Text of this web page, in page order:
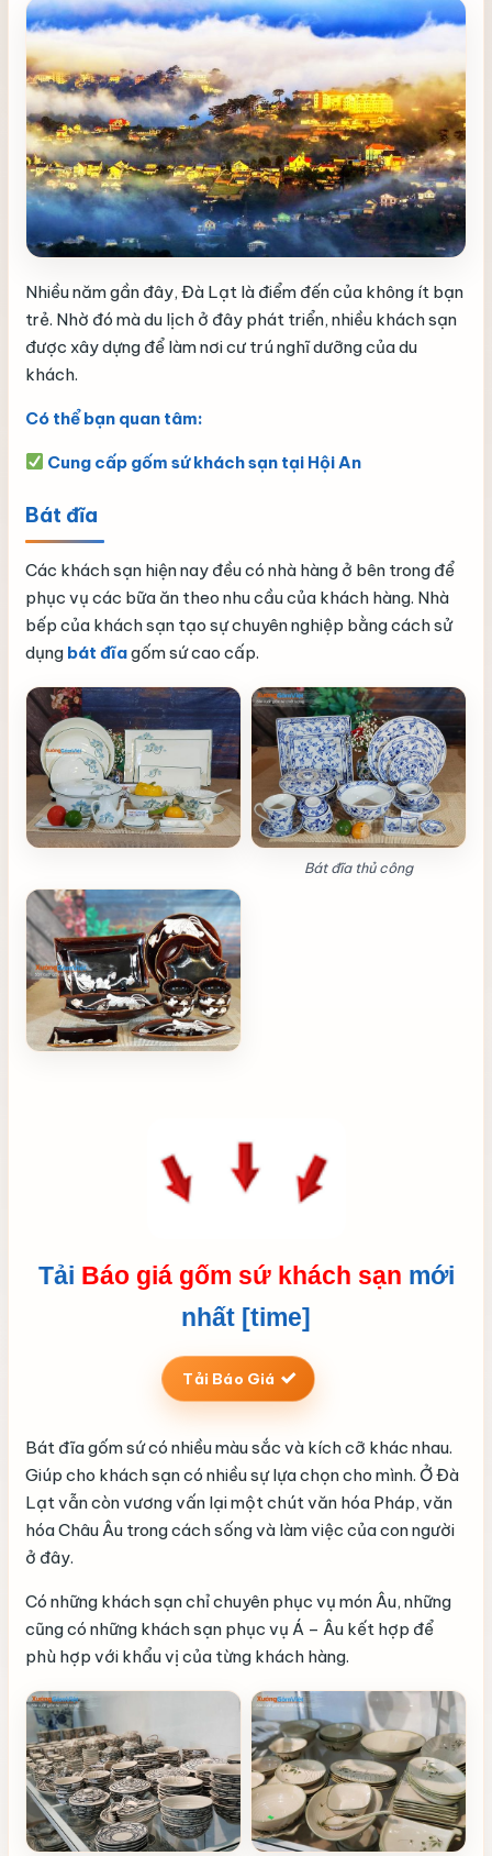
Nhiều năm gần đây, Đà Lạt là điểm đến của không ít bạn
trẻ. Nhờ đó mà du lịch ở đây phát triển, nhiều khách sạn
được xây dựng để làm nơi cư trú nghĩ dưỡng của du
khách.
Có thể bạn quan tâm:
Cung cấp gốm sứ khách sạn tại Hội An
Bát đĩa
Các khách sạn hiện nay đều có nhà hàng ở bên trong để
phục vụ các bữa ăn theo nhu cầu của khách hàng. Nhà
bếp của khách sạn tạo sự chuyên nghiệp bằng cách sử
dụng bát đĩagốm sứ cao cấp.
Bát đĩa thủ công
Tải Báo giá gốm sứ khách sạn mới
nhất [time]
Tải Báo Giá
Bát đĩa gốm sứ có nhiều màu sắc và kích cỡ khác nhau.
Giúp cho khách sạn có nhiều sự lựa chọn cho mình. Ở Đà
Lạt vẫn còn vương vấn lại một chút văn hóa Pháp, văn
hóa Châu Âu trong cách sống và làm việc của con người
ở đây.
Có những khách sạn chỉ chuyên phục vụ món Âu, những
cũng có những khách sạn phục vụ Á – Âu kết hợp để
phù hợp với khẩu vị của từng khách hàng.